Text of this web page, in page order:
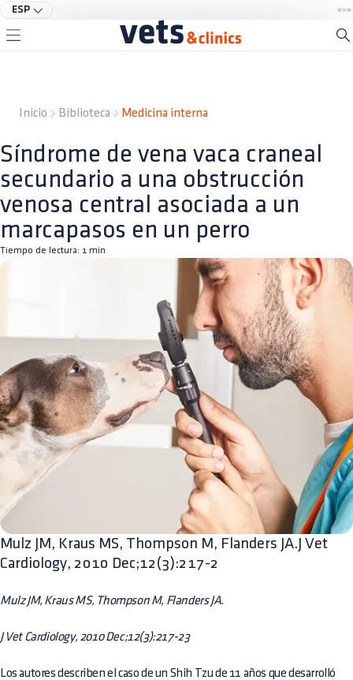
ESP
Inicio Biblioteca Medicina interna
Síndrome de vena vaca craneal
secundario a una obstrucción
venosa central asociada a un
marcapasos en un perro
Tiempo de lectura: 1 min
Mulz JM, Kraus MS, Thompson M, Flanders JA.J Vet
Cardiology, 2010 Dec;12(3):217-2
Mulz JM, Kraus MS, Thompson M, Flanders JA.
J Vet Cardiology, 2010 Dec;12(3):217-23
Los autores describen el caso de un Shih Tzu de 11 años que desarrolló